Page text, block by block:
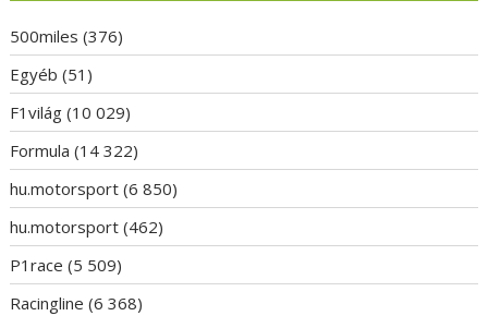
500miles (376)
Egyéb (51)
F1világ (10 029)
Formula (14 322)
hu.motorsport (6 850)
hu.motorsport (462)
P1race (5 509)
Racingline (6 368)